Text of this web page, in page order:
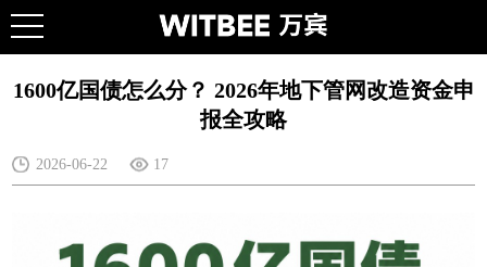
1600亿国债怎么分？ 2026年地下管网改造资金申
报全攻略
2026-06-22 17